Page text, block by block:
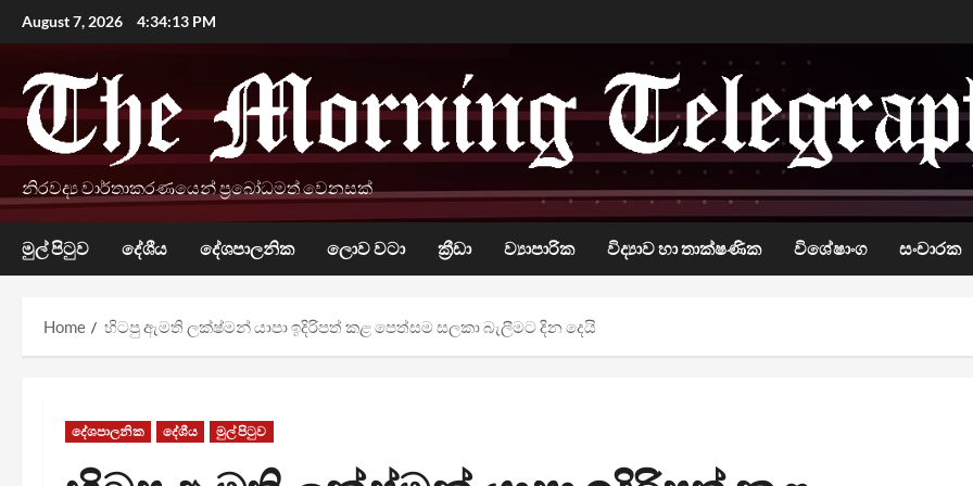
Skip
to
content
August 7, 2026 4:34:14 PM
නිරවද්‍ය වාර්තාකරණයෙන් ප්‍රබෝධමත් වෙනසක්
මුල් පිටුව දේශීය දේශපාලනික ලොව වටා ක්‍රීඩා ව්‍යාපාරික විද්‍යාව හා තාක්ෂණික විශේෂාංග සංචාරක
Home හිටපු ඇමති ලක්ෂ්මන් යාපා ඉදිරිපත් කළ පෙත්සම සලකා බැලීමට දින දෙයි
දේශපාලනික දේශීය මුල් පිටුව